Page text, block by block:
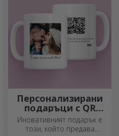
персонализирана картичка
или поздравителна
картичка.
Персонализирани
подаръци с QR
кодове
Иновативният подарък е
този, който предава